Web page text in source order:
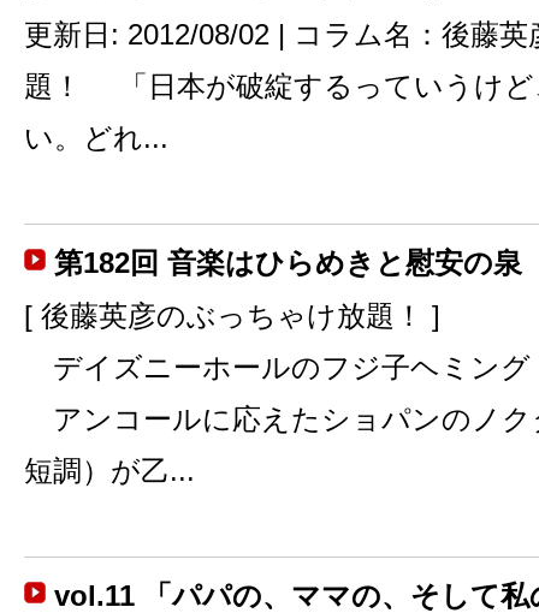
更新日: 2012/08/02 | コラム名：後藤
題！ 「日本が破綻するっていうけど
い。どれ...
第182回 音楽はひらめきと慰安の泉
[ 後藤英彦のぶっちゃけ放題！ ]
デイズニーホールのフジ子ヘミング
アンコールに応えたショパンのノク
短調）が乙...
vol.11 「パパの、ママの、そして私